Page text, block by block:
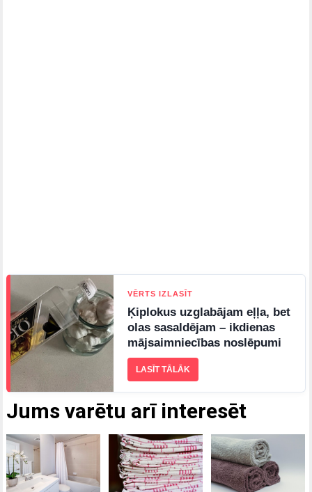
Jums varētu arī interesēt
VĒRTS IZLASĪT
Ķiplokus uzglabājam eļļa, bet
olas sasaldējam – ikdienas
mājsaimniecības noslēpumi
LASĪT TĀLĀK